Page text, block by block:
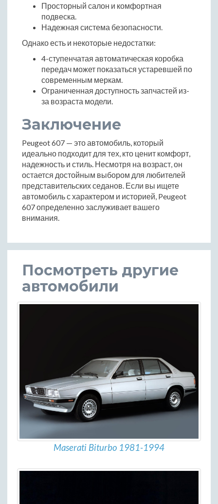
Просторный салон и комфортная
подвеска.
Надежная система безопасности.
Однако есть и некоторые недостатки:
4-ступенчатая автоматическая коробка
передач может показаться устаревшей по
современным меркам.
Ограниченная доступность запчастей из-
за возраста модели.
Заключение
Peugeot 607 — это автомобиль, который
идеально подходит для тех, кто ценит комфорт,
надежность и стиль. Несмотря на возраст, он
остается достойным выбором для любителей
представительских седанов. Если вы ищете
автомобиль с характером и историей, Peugeot
607 определенно заслуживает вашего
внимания.
Посмотреть другие
автомобили
Maserati Biturbo 1981-1994